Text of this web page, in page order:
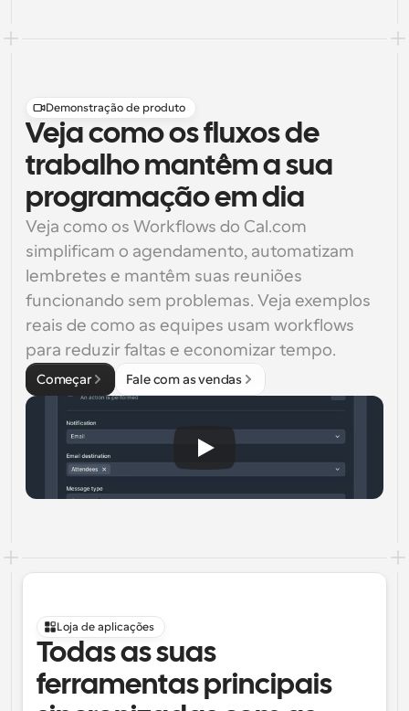
Demonstração de produto
Veja como os fluxos de
trabalho mantêm a sua
programação em dia
Veja como os Workflows do Cal.com
simplificam o agendamento, automatizam
lembretes e mantêm suas reuniões
funcionando sem problemas. Veja exemplos
reais de como as equipes usam workflows
para reduzir faltas e economizar tempo.
Começar Fale com as vendas
Loja de aplicações
Todas as suas
ferramentas principais